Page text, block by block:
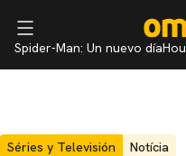
Spider-Man: Un nuevo día
Séries y Televisión Notícia